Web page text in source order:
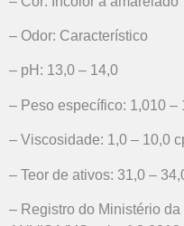
– Odor: Característico
– pH: 13,0 – 14,0
– Peso específico: 1,010 –
– Viscosidade: 1,0 – 10,0
– Teor de ativos: 31,0 –
– Registro do Ministério